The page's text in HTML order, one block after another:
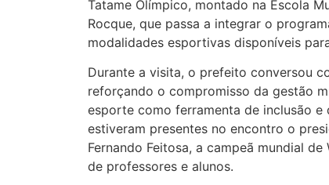
Tatame Olímpico, montado na Escola
Rocque, que passa a integrar o
modalidades esportivas disponíveis
Durante a visita, o prefeito conversou
reforçando o compromisso da gestão
esporte como ferramenta de inclusão e
estiveram presentes no encontro o
Fernando Feitosa, a campeã mundial
de professores e alunos.